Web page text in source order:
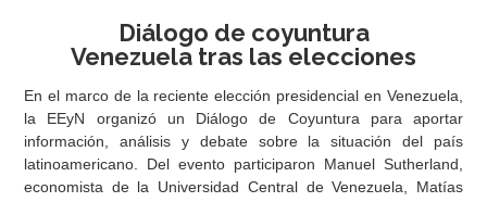
Diálogo de coyuntura
Venezuela tras las elecciones
En el marco de la reciente elección presidencial en Venezuela,
la EEyN organizó un Diálogo de Coyuntura para aportar
información, análisis y debate sobre la situación del país
latinoamericano. Del evento participaron Manuel Sutherland,
economista de la Universidad Central de Venezuela, Matías